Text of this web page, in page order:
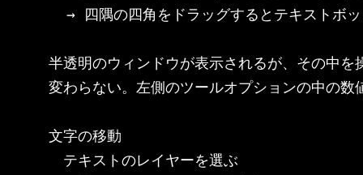
→ 四隅の四角をドラッグするとテキストボ
半透明のウィンドウが表示されるが、その中を
変わらない。左側のツールオプションの中の数
文字の移動
テキストのレイヤーを選ぶ